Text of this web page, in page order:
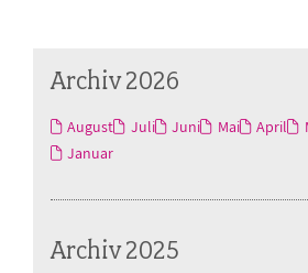
Archiv 2026
August Juli Juni Mai April
Januar
Archiv 2025